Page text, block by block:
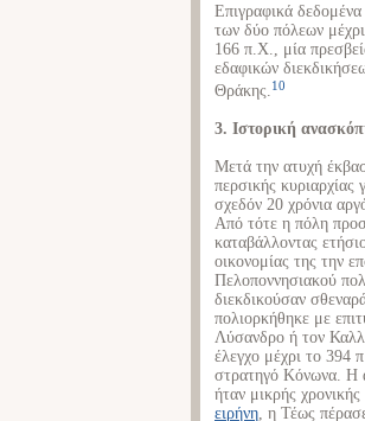
Επιγραφικά
των δύο πόλεων
166 π.Χ., μία
εδαφικών
Θράκης.10
3. Ιστορική
Μετά την ατυχή
περσικής
σχεδόν 20 χρόνια
Από τότε η πόλη
καταβάλλοντας
οικονομίας της την
Πελοποννησιακού
διεκδικούσαν
πολιορκήθηκε με
Λύσανδρο ή τον
έλεγχο μέχρι το 394
στρατηγό Κόνωνα. Η
ήταν μικρής
ειρήνη, η Τέως